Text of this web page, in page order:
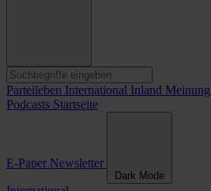
Parteileben International Inland Meinung
Podcasts Startseite
E-Paper Newsletter
Dark Mode